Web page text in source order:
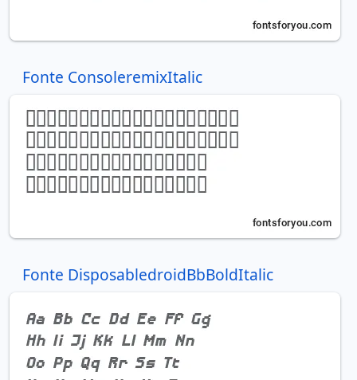
Fonte ConsoleremixItalic
Fonte DisposabledroidBbBoldItalic